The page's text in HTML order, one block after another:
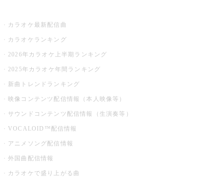
カラオケ最新配信曲
カラオケランキング
2026年カラオケ上半期ランキング
2025年カラオケ年間ランキング
新曲トレンドランキング
映像コンテンツ配信情報（本人映像等）
サウンドコンテンツ配信情報（生演奏等）
VOCALOID™配信情報
アニメソング配信情報
外国曲配信情報
カラオケで盛り上がる曲